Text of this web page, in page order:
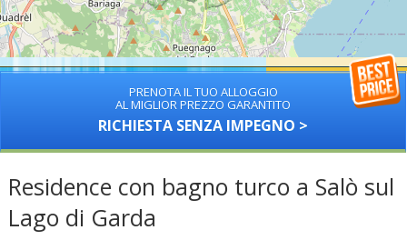
PRENOTA IL TUO ALLOGGIO
AL MIGLIOR PREZZO GARANTITO
RICHIESTA SENZA IMPEGNO >
Residence con bagno turco a Salò sul
Lago di Garda